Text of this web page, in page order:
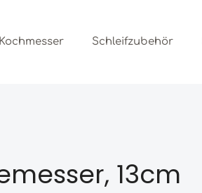
Kochmesser Schleifzubehör
13cm